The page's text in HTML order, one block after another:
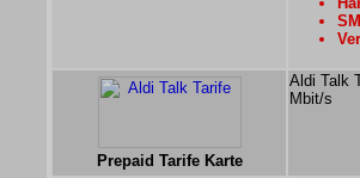
Prepaid Tarife Karte
Aldi Talk
Mbit/s